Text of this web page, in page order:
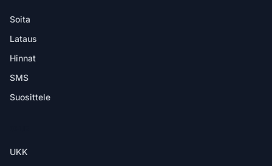
Soita
Lataus
Hinnat
SMS
Suosittele
UKK